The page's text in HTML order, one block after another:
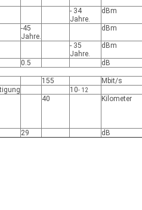
- 34
Jahre.
dBm
-45
Jahre.
dBm
- 35
Jahre.
dBm
0.5
dB
155
Mbit/s
10- 12
40 Kilometer
29 dB